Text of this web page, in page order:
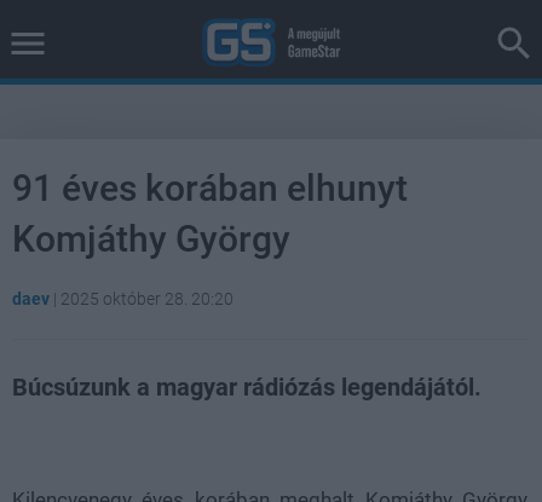
91 éves korában elhunyt
Komjáthy György
daev | 2025 október 28. 20:20
Búcsúzunk a magyar rádiózás legendájától.